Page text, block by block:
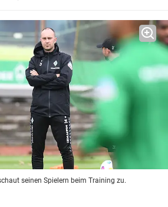
seinen Spielern beim Training zu.